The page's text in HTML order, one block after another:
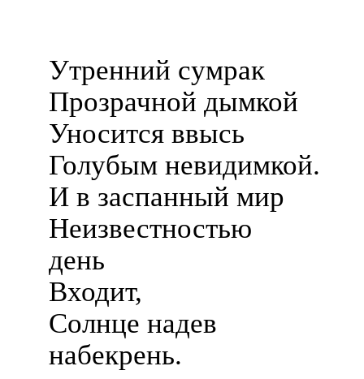
Утренний сумрак
Прозрачной дымкой
Уносится ввысь
Голубым невидимкой.
И в заспанный мир
Неизвестностью
день
Входит,
Солнце надев
набекрень.